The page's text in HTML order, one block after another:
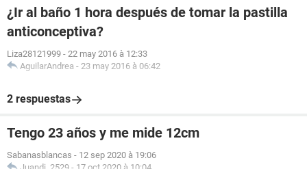
¿Ir al baño 1 hora después de tomar la pastilla
anticonceptiva?
Liza28121999 - 22 may 2016 à 12:33
AguilarAndrea - 23 may 2016 à 06:42
2 respuestas
Tengo 23 años y me mide 12cm
Sabanasblancas - 12 sep 2020 à 19:06